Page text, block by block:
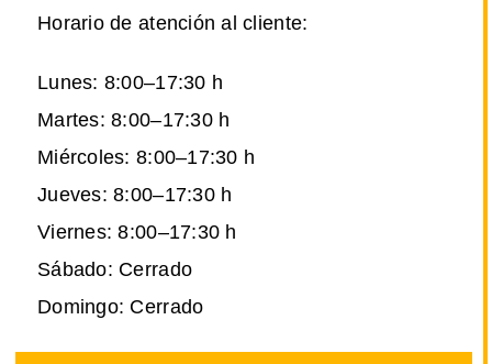
Horario de atención al cliente:
Lunes: 8:00–17:30 h
Martes: 8:00–17:30 h
Miércoles: 8:00–17:30 h
Jueves: 8:00–17:30 h
Viernes: 8:00–17:30 h
Sábado: Cerrado
Domingo: Cerrado